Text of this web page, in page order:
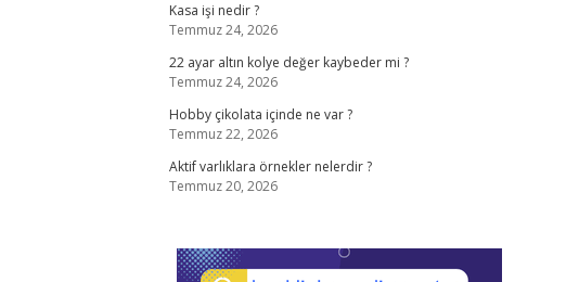
Kasa işi nedir ?
Temmuz 24, 2026
22 ayar altın kolye değer kaybeder mi ?
Temmuz 24, 2026
Hobby çikolata içinde ne var ?
Temmuz 22, 2026
Aktif varlıklara örnekler nelerdir ?
Temmuz 20, 2026